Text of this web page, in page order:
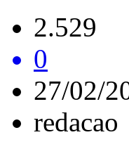
2.529
0
27/02/
redacao